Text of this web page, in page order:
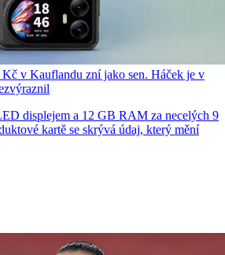
v Kauflandu zní jako sen. Háček je v
displejem a 12 GB RAM za necelých 9
kartě se skrývá údaj, který mění